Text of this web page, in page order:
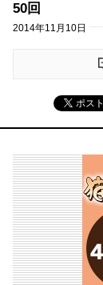
50回
2014年11月10日
ポスト